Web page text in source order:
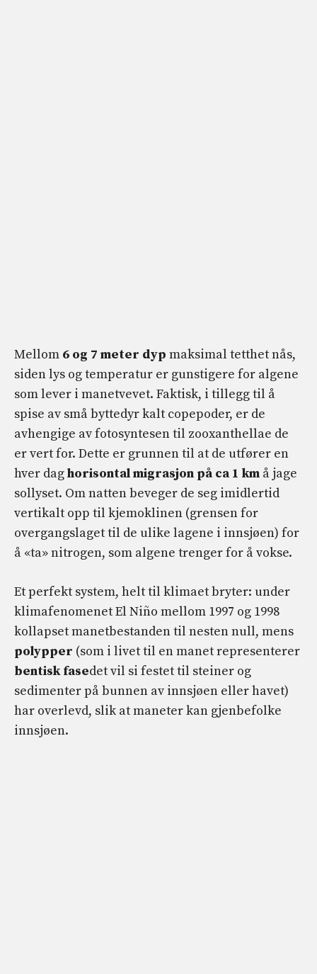
Mellom 6 og 7 meter dyp maksimal tetthet nås,
siden lys og temperatur er gunstigere for algene
som lever i manetvevet. Faktisk, i tillegg til å
spise av små byttedyr kalt copepoder, er de
avhengige av fotosyntesen til zooxanthellae de
er vert for. Dette er grunnen til at de utfører en
hver daghorisontal migrasjon på ca 1 km å jage
sollyset. Om natten beveger de seg imidlertid
vertikalt opp til kjemoklinen (grensen for
overgangslaget til de ulike lagene i innsjøen) for
å «ta» nitrogen, som algene trenger for å vokse.
Et perfekt system, helt til klimaet bryter: under
klimafenomenet El Niño mellom 1997 og 1998
kollapset manetbestanden til nesten null, mens
polypper (som i livet til en manet representerer
bentisk fasedet vil si festet til steiner og
sedimenter på bunnen av innsjøen eller havet)
har overlevd, slik at maneter kan gjenbefolke
innsjøen.